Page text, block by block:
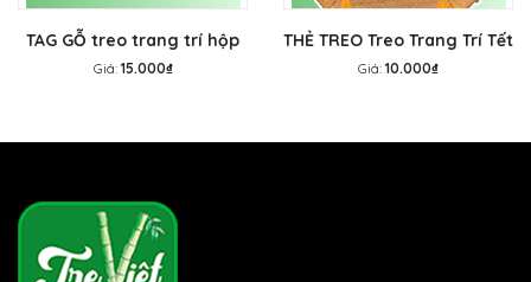
TAG GỖ treo trang trí hộp
quà - THẺ TREO trang trí
Giá:15.000₫
THẺ TREO Treo Trang Trí Tết
- Tag mành tre treo mai
Giá: 10.000₫